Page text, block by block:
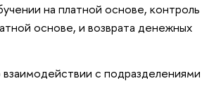
на платной основе, контроль
основе, и возврата денежных
с подразделениями